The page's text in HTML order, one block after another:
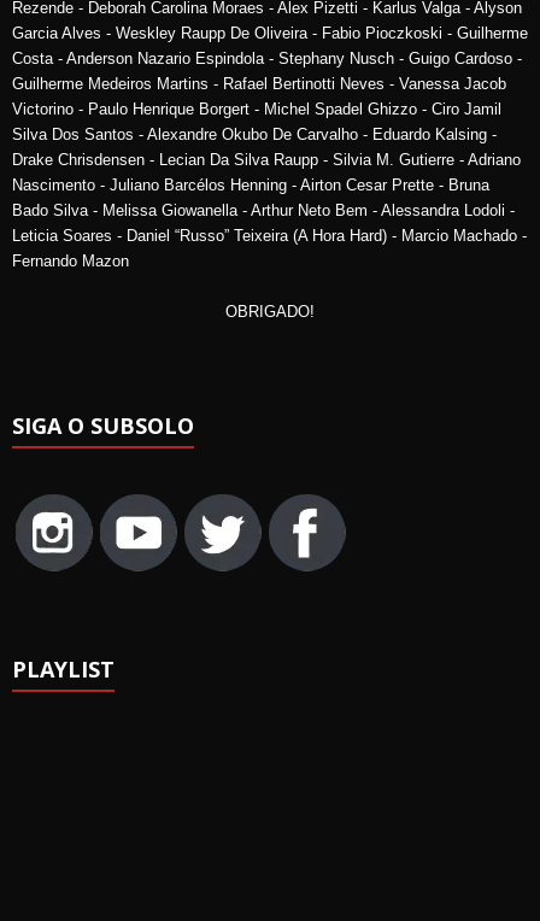
Rezende - Deborah Carolina Moraes - Alex Pizetti - Karlus Valga - Alyson
Garcia Alves - Weskley Raupp De Oliveira - Fabio Pioczkoski - Guilherme
Costa - Anderson Nazario Espindola - Stephany Nusch - Guigo Cardoso -
Guilherme Medeiros Martins - Rafael Bertinotti Neves - Vanessa Jacob
Victorino - Paulo Henrique Borgert - Michel Spadel Ghizzo - Ciro Jamil
Silva Dos Santos - Alexandre Okubo De Carvalho - Eduardo Kalsing -
Drake Chrisdensen - Lecian Da Silva Raupp - Silvia M. Gutierre - Adriano
Nascimento - Juliano Barcélos Henning - Airton Cesar Prette - Bruna
Bado Silva - Melissa Giowanella - Arthur Neto Bem - Alessandra Lodoli -
Leticia Soares - Daniel “Russo” Teixeira (A Hora Hard) - Marcio Machado -
Fernando Mazon
OBRIGADO!
SIGA O SUBSOLO
PLAYLIST